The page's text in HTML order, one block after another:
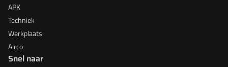
APK
Techniek
Werkplaats
Airco
Snel naar